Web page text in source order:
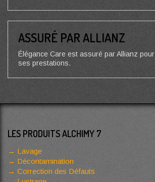
ASSURÉ PAR ALLIANZ
Élégance Care est assuré par Allianz
ses prestations.
LES PRODUITS ALCHIMY 7
Lavage
Décontamination
Correction des Défauts